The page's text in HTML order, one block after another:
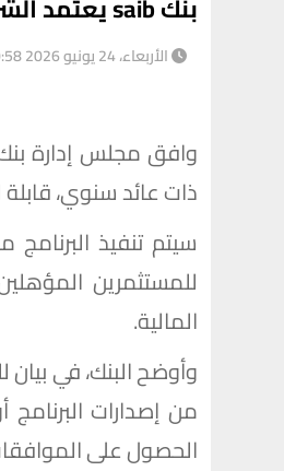
الأربعاء، 24 يونيو 2026 10:58 ص
ذات عائد سنوي، قابلة
سيتم تنفيذ
للمستثمرين
المالية.
من إصدارات
الحصول على